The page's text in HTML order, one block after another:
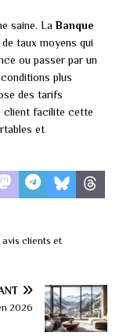
saine. LaBanque
taux moyens qui
ou passer par un
plus
des tarifs
client facilite cette
et
avis clients et
2026